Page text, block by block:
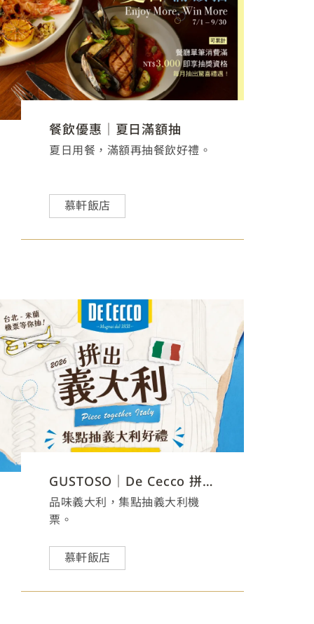
餐飲優惠｜夏日滿額抽
夏日用餐，滿額再抽餐飲好禮。
慕軒飯店
GUSTOSO｜De Cecco 拼出義大利
品味義大利，集點抽義大利機
票。
慕軒飯店